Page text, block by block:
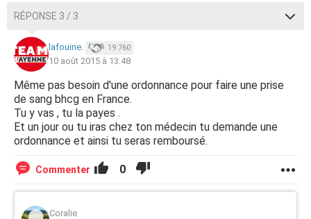
RÉPONSE 3 / 3
lafouine. 19 760
10 août 2015 à 13:48
Même pas besoin d'une ordonnance pour faire une prise
de sang bhcg en France.
Tu y vas , tu la payes .
Et un jour ou tu iras chez ton médecin tu demande une
ordonnance et ainsi tu seras remboursé.
Commenter 0
Coralie